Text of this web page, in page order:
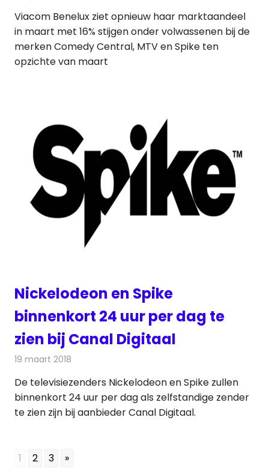
Viacom Benelux ziet opnieuw haar marktaandeel
in maart met 16% stijgen onder volwassenen bij de
merken Comedy Central, MTV en Spike ten
opzichte van maart
Nickelodeon en Spike
binnenkort 24 uur per dag te
zien bij Canal Digitaal
19 maart 2018
De televisiezenders Nickelodeon en Spike zullen
binnenkort 24 uur per dag als zelfstandige zender
te zien zijn bij aanbieder Canal Digitaal.
1 2 3 »